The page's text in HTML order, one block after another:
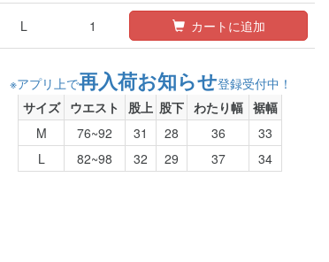
L 1 カートに追加
※アプリ上で再入荷お知らせ登録受付中！
サイズ
ウエスト 股上 股下 わたり幅 裾幅
M
76~92 31 28 36
33
L
82~98 32 29 37 34